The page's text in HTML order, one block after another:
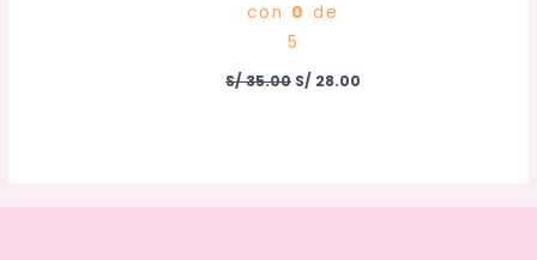
con 0 de
5
S/35.00 S/ 28.00